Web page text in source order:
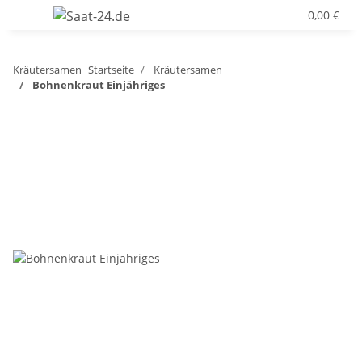
0,00 €
Kräutersamen Startseite
Kräutersamen
Bohnenkraut Einjähriges